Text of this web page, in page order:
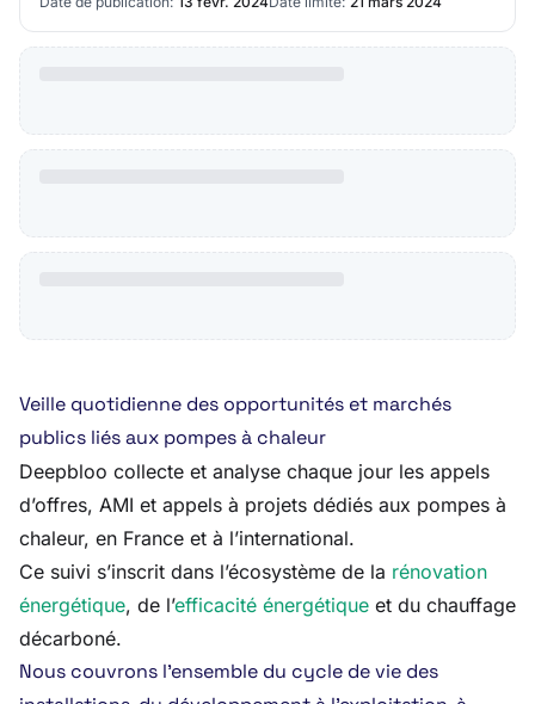
Veille quotidienne des opportunités et marchés
publics liés aux pompes à chaleur
Deepbloo collecte et analyse chaque jour les appels
d’offres, AMI et appels à projets dédiés aux pompes à
chaleur, en France et à l’international.
Ce suivi s’inscrit dans l’écosystème de la rénovation
énergétique, de l’efficacité énergétique et du chauffage
décarboné.
Nous couvrons l’ensemble du cycle de vie des